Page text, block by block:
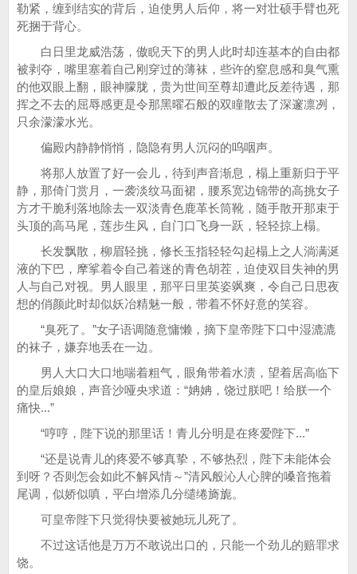
勒紧，缠到结实的背后，迫使男人后仰，将一对壮硕手臂也死
死捆于背心。
白日里龙威浩荡，傲睨天下的男人此时却连基本的自由都
被剥夺，嘴里塞着自己刚穿过的薄袜，些许的窒息感和臭气熏
的他双眼上翻，眼神朦胧，贵为世间至尊却遭此反差待遇，那
挥之不去的屈辱感更是令那黑曜石般的双瞳散去了深邃凛冽，
只余濛濛水光。
偏殿内静静悄悄，隐隐有男人沉闷的呜咽声。
将那人放置了好一会儿，待到声音渐息，榻上重新归于平
静，那倚门赏月，一袭淡纹马面裙，腰系宽边锦带的高挑女子
方才干脆利落地除去一双淡青色鹿革长筒靴，随手散开那束于
头顶的高马尾，莲步生风，自门口飞身一跃，轻轻掠上榻。
长发飘散，柳眉轻挑，修长玉指轻轻勾起榻上之人淌满涎
液的下巴，摩挲着令自己着迷的青色胡茬，迫使双目失神的男
人与自己对视。男人眼里，那平日里英姿飒爽，令自己日思夜
想的俏颜此时却似妖冶精魅一般，带着不怀好意的笑容。
“臭死了。”女子语调随意慵懒，摘下皇帝陛下口中湿漉漉
的袜子，嫌弃地丢在一边。
男人大口大口地喘着粗气，眼角带着水渍，望着居高临下
的皇后娘娘，声音沙哑央求道：“姌姌，饶过朕吧！给朕一个
痛快...”
“哼哼，陛下说的那里话！青儿分明是在疼爱陛下...”
“还是说青儿的疼爱不够真挚，不够热烈，陛下未能体会
到呀？否则怎会如此不解风情～”清风般沁人心脾的嗓音拖着
尾调，似娇似嗔，平白增添几分缱绻旖旎。
可皇帝陛下只觉得快要被她玩儿死了。
不过这话他是万万不敢说出口的，只能一个劲儿的赔罪求
饶。